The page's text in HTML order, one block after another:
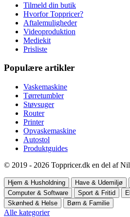
Tilmeld din butik
Hvorfor Toppricer?
Aftalemuligheder
Videoproduktion
Mediekit
Prisliste
Populære artikler
Vaskemaskine
Tørretumbler
Støvsuger
Router
Printer
Opvaskemaskine
Autostol
Produktguides
© 2019 - 2026 Toppricer.dk en del af
Hjem & Husholdning Have & Udemiljø
Computer & Software
Sport & Fritid
Skønhed & Helse
Børn & Familie
Alle kategorier